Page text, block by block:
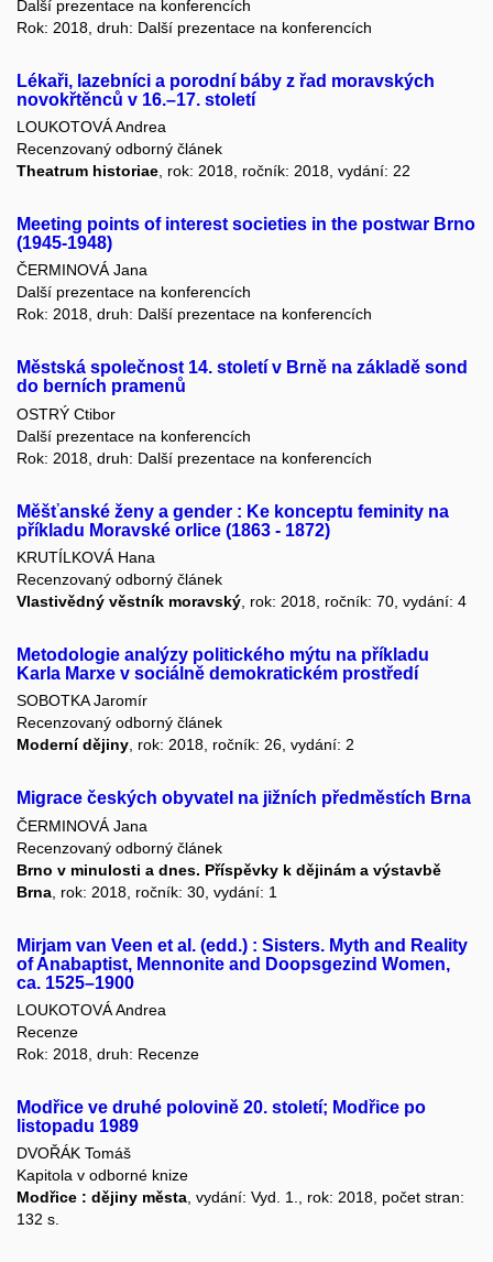
Další prezentace na konferencích
Rok: 2018, druh: Další prezentace na konferencích
Lékaři, lazebníci a porodní báby z řad moravských
novokřtěnců v 16.–17. století
LOUKOTOVÁ Andrea
Recenzovaný odborný článek
Theatrum historiae , rok: 2018, ročník: 2018, vydání: 22
Meeting points of interest societies in the postwar Brno
(1945-1948)
ČERMINOVÁ Jana
Další prezentace na konferencích
Rok: 2018, druh: Další prezentace na konferencích
Městská společnost 14. století v Brně na základě sond
do berních pramenů
OSTRÝ Ctibor
Další prezentace na konferencích
Rok: 2018, druh: Další prezentace na konferencích
Měšťanské ženy a gender : Ke konceptu feminity na
příkladu Moravské orlice (1863 - 1872)
KRUTÍLKOVÁ Hana
Recenzovaný odborný článek
Vlastivědný věstník moravský , rok: 2018, ročník: 70, vydání: 4
Metodologie analýzy politického mýtu na příkladu
Karla Marxe v sociálně demokratickém prostředí
SOBOTKA Jaromír
Recenzovaný odborný článek
Moderní dějiny, rok: 2018, ročník: 26, vydání: 2
Migrace českých obyvatel na jižních předměstích Brna
ČERMINOVÁ Jana
Recenzovaný odborný článek
Brno v minulosti a dnes. Příspěvky k dějinám a výstavbě
Brna , rok: 2018, ročník: 30, vydání: 1
Mirjam van Veen et al. (edd.) : Sisters. Myth and Reality
of Anabaptist, Mennonite and Doopsgezind Women,
ca. 1525–1900
LOUKOTOVÁ Andrea
Recenze
Rok: 2018, druh: Recenze
Modřice ve druhé polovině 20. století; Modřice po
listopadu 1989
DVOŘÁK Tomáš
Kapitola v odborné knize
Modřice : dějiny města , vydání: Vyd. 1., rok: 2018, počet stran:
132 s.